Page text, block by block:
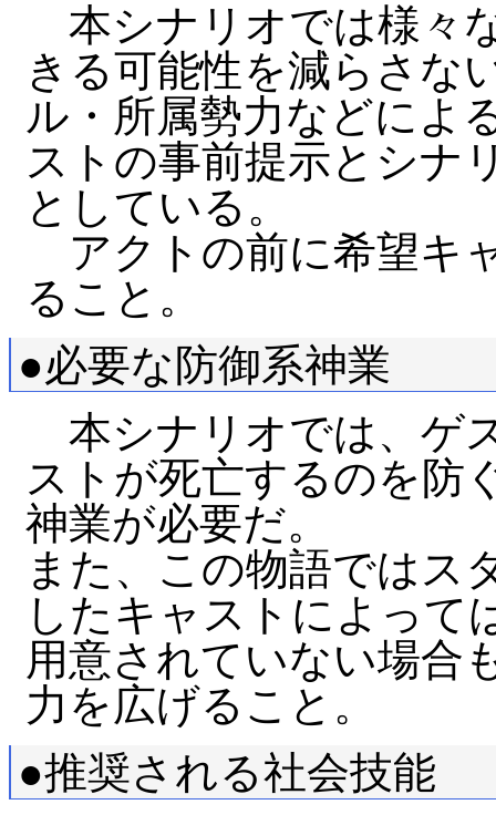
本シナリオでは様々
きる可能性を減らさな
ル・所属勢力などによ
ストの事前提示とシナ
としている。
アクトの前に希望キ
ること。
●必要な防御系神業
本シナリオでは、ゲ
ストが死亡するのを防
神業が必要だ。
また、この物語ではス
したキャストによって
用意されていない場合
力を広げること。
●推奨される社会技能